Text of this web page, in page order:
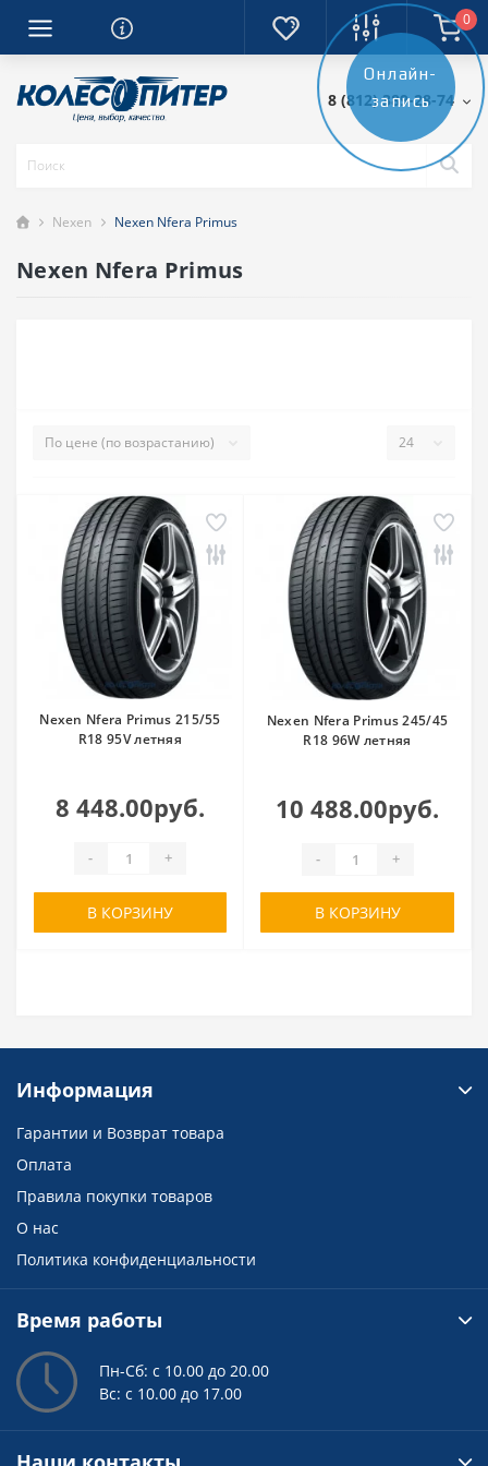
0
8 (812) 389-28-74
Nexen Nexen Nfera Primus
Nexen Nfera Primus
Nexen Nfera Primus 215/55
R18 95V летняя
8 448.00руб.
- +
В КОРЗИНУ
Nexen Nfera Primus 245/45
R18 96W летняя
10 488.00руб.
- +
В КОРЗИНУ
Онлайн-
запись
Информация
Гарантии и Возврат товара
Оплата
Правила покупки товаров
О нас
Политика конфиденциальности
Время работы
Пн-Сб: с 10.00 до 20.00
Вс: с 10.00 до 17.00